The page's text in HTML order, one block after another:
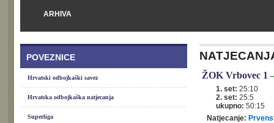
ARHIVA
POVEZNICE
Hrvatski odbojkaški savez
Hrvatska odbojkaška natjecanja
Superliga
ŽOK Vrbovec 1
1. set: 25:10
2. set: 25:5
ukupno: 50:15
Natjecanje: